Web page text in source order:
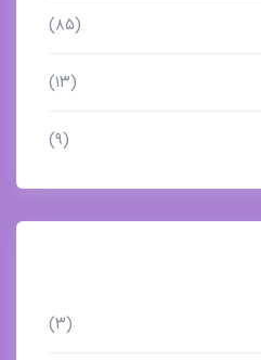
(۸۵)
(۱۳)
(۹)
(۳)